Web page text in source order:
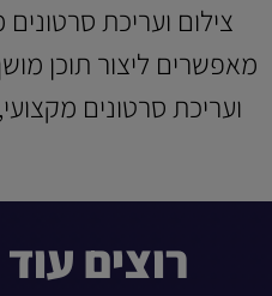
צילום ועריכת
מאפשרים ליצור תוכן
ועריכת סרטונים
רוצים